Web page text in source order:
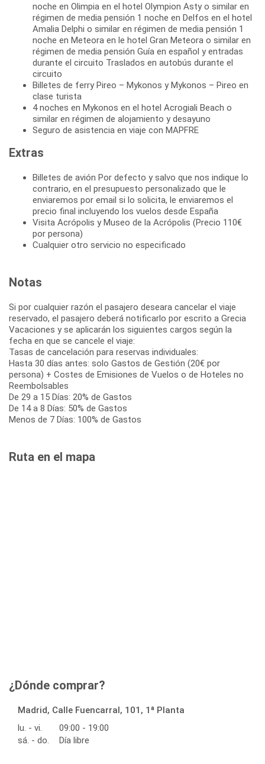
noche en Olimpia en el hotel Olympion Asty o similar en
régimen de media pensión 1 noche en Delfos en el hotel
Amalia Delphi o similar en régimen de media pensión 1
noche en Meteora en le hotel Gran Meteora o similar en
régimen de media pensión Guía en español y entradas
durante el circuito Traslados en autobús durante el
circuito
Billetes de ferry Pireo – Mykonos y Mykonos – Pireo en
clase turista
4 noches en Mykonos en el hotel Acrogiali Beach o
similar en régimen de alojamiento y desayuno
Seguro de asistencia en viaje con MAPFRE
Extras
Billetes de avión Por defecto y salvo que nos indique lo
contrario, en el presupuesto personalizado que le
enviaremos por email si lo solicita, le enviaremos el
precio final incluyendo los vuelos desde España
Visita Acrópolis y Museo de la Acrópolis (Precio 110€
por persona)
Cualquier otro servicio no especificado
Notas
Si por cualquier razón el pasajero deseara cancelar el viaje
reservado, el pasajero deberá notificarlo por escrito a Grecia
Vacaciones y se aplicarán los siguientes cargos según la
fecha en que se cancele el viaje:
Tasas de cancelación para reservas individuales:
Hasta 30 días antes: solo Gastos de Gestión (20€ por
persona) + Costes de Emisiones de Vuelos o de Hoteles no
Reembolsables
De 29 a 15 Días: 20% de Gastos
De 14 a 8 Días: 50% de Gastos
Menos de 7 Días: 100% de Gastos
Ruta en el mapa
¿Dónde comprar?
Madrid, Calle Fuencarral, 101, 1ª Planta
lu. - vi.
09:00 - 19:00
sá. - do.
Día libre